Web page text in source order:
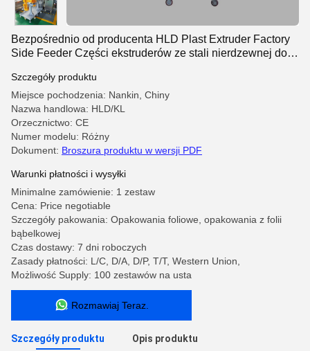
Bezpośrednio od producenta HLD Plast Extruder Factory
Side Feeder Części ekstruderów ze stali nierdzewnej do
Szczegóły produktu
Miejsce pochodzenia: Nankin, Chiny
Nazwa handlowa: HLD/KL
Orzecznictwo: CE
Numer modelu: Różny
Dokument: Broszura produktu w wersji PDF
Warunki płatności i wysyłki
Minimalne zamówienie: 1 zestaw
Cena: Price negotiable
Szczegóły pakowania: Opakowania foliowe, opakowania z folii
bąbelkowej
Czas dostawy: 7 dni roboczych
Zasady płatności: L/C, D/A, D/P, T/T, Western Union,
Możliwość Supply: 100 zestawów na usta
Rozmawiaj Teraz.
Szczegóły produktu Opis produktu